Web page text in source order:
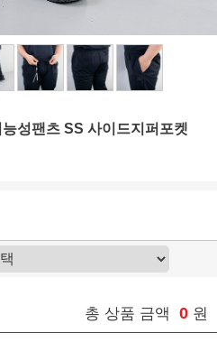
성팬츠 SS 사이드지퍼포켓
총 상품 금액 0 원